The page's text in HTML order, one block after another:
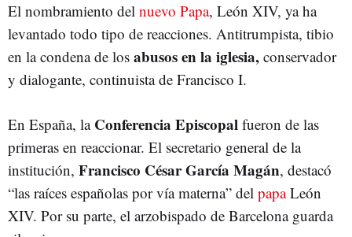
El nombramiento del nuevo Papa, León XIV, ya ha
levantado todo tipo de reacciones. Antitrumpista, tibio
en la condena de los abusos en la iglesia, conservador
y dialogante, continuista de Francisco I.
En España, la Conferencia Episcopal fueron de las
primeras en reaccionar. El secretario general de la
institución, Francisco César García Magán, destacó
“las raíces españolas por vía materna” del papaLeón
XIV. Por su parte, el arzobispado de Barcelona guarda